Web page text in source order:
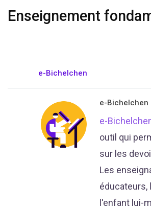
Enseignement
e-Bichelchen
e-Bichelchen
e-
outil qui
sur les
Les
éducateurs,
l'enfant lui-